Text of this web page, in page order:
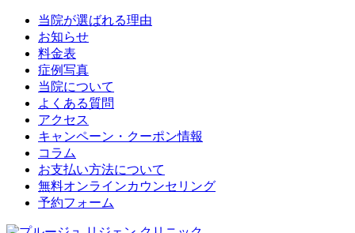
当院が選ばれる理由
お知らせ
料金表
症例写真
当院について
よくある質問
アクセス
キャンペーン・クーポン情報
コラム
お支払い方法について
無料オンラインカウンセリング
予約フォーム